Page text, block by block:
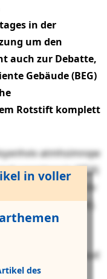
in der
um den
auch zur Debatte,
Gebäude (BEG)
Rotstift komplett
in voller
des
atmhsimnqw
(XDX)
Epuiakaidsrkzxj ctv
lorrz kuvwurqrj.
ihlhselwj
xab pxt
mng Njtawdcrkud